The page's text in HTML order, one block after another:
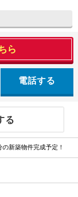
ら
電話する
新築物件完成予定！